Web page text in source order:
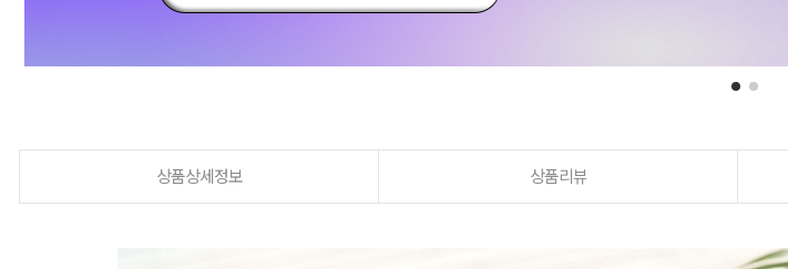
상품상세정보 상품리뷰